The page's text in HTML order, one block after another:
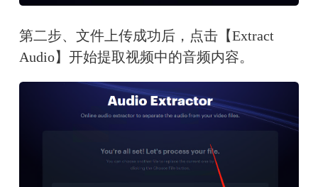
第二步、文件上传成功后，点击【Extract
Audio】开始提取视频中的音频内容。